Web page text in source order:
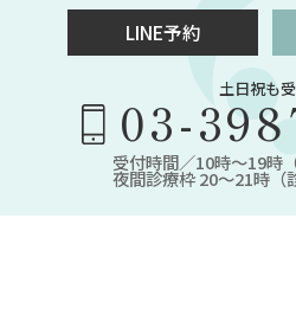
LINE予約
土日祝も
03-
受付時間／10時～19時
夜間診療枠 20～21時（